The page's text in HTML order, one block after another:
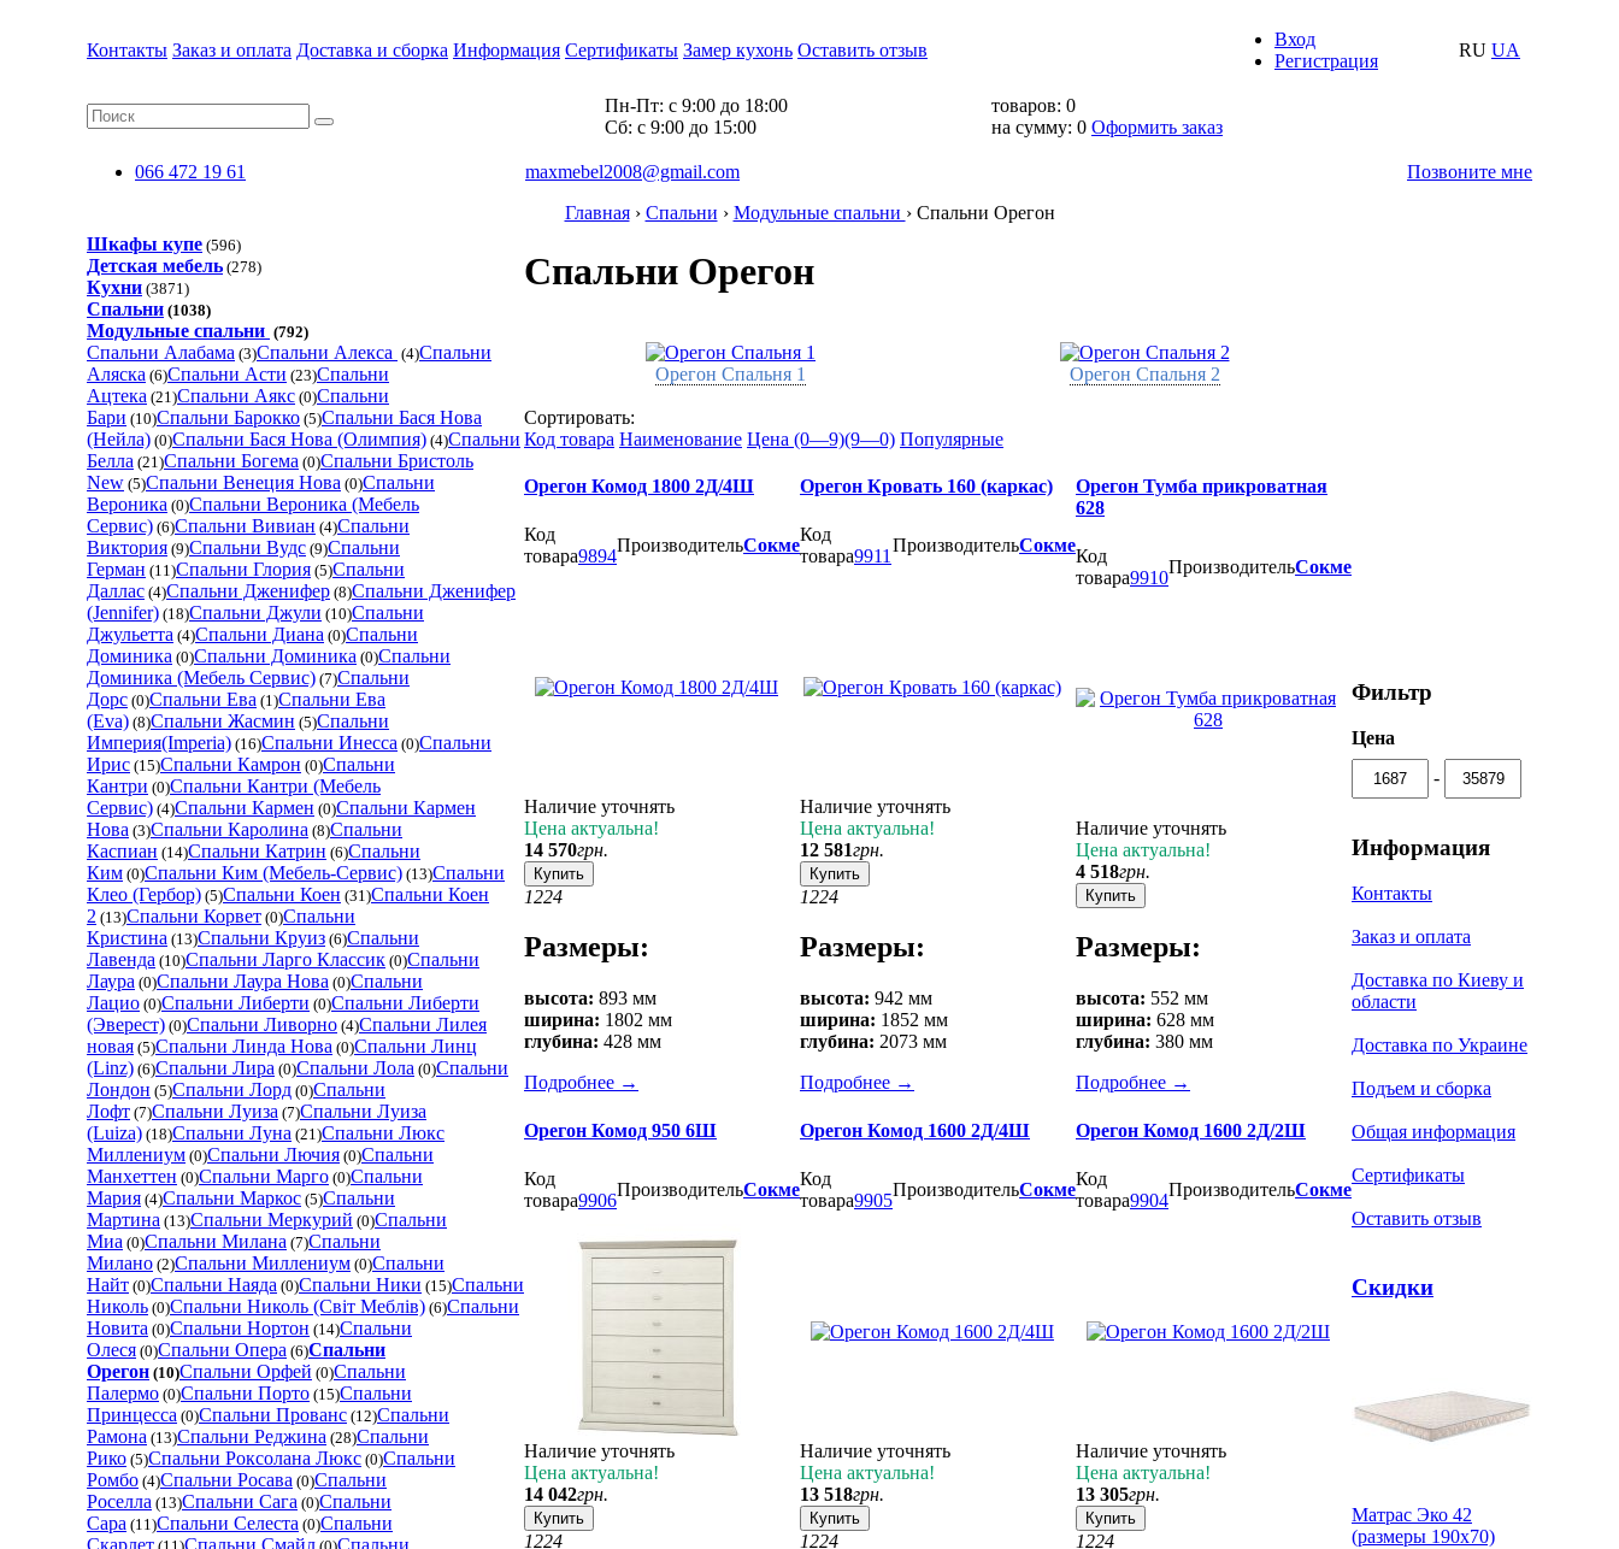
Контакты Заказ и оплата Доставка и сборка Информация Сертификаты Замер кухонь Оставить отзыв
Вход
Регистрация
RU UA
Пн-Пт: с 9:00 до 18:00
Cб: с 9:00 до 15:00
товаров: 0
на сумму: 0 Оформить заказ
066 472 19 61 maxmebel2008@gmail.com
Позвоните мне
Главная› Спальни › Модульные спальни › Спальни Орегон
Шкафы купе (596)
Детская мебель (278)
Кухни (3871)
Спальни (1038)
Модульные спальни (792)
Спальни Алабама (3)Спальни Алекса (4)Спальни
Аляска (6)Спальни Асти (23)Спальни
Ацтека (21)Спальни Аякс (0)Спальни
Бари (10)Спальни Барокко (5)Спальни Бася Нова
(Нейла) (0)Спальни Бася Нова (Олимпия) (4)Спальни
Белла (21)Спальни Богема (0)Спальни Бристоль
New (5)Спальни Венеция Нова (0)Спальни
Вероника (0)Спальни Вероника (Мебель
Сервис) (6)Спальни Вивиан (4)Спальни
Виктория (9)Спальни Вудс (9)Спальни
Герман (11)Спальни Глория (5)Спальни
Даллас (4)Спальни Дженифер (8)Спальни Дженифер
(Jennifer) (18)Спальни Джули (10)Спальни
Джульетта (4)Спальни Диана (0)Спальни
Доминика (0)Спальни Доминика (0)Спальни
Доминика (Мебель Сервис) (7)Спальни
Дорс (0)Спальни Ева (1)Спальни Ева
(Eva) (8)Спальни Жасмин (5)Спальни
Империя(Imperia) (16)Спальни Инесса (0)Спальни
Ирис (15)Спальни Камрон (0)Спальни
Кантри (0)Спальни Кантри (Мебель
Сервис) (4)Спальни Кармен (0)Спальни Кармен
Нова (3)Спальни Каролина (8)Спальни
Каспиан (14)Спальни Катрин (6)Спальни
Ким (0)Спальни Ким (Мебель-Сервис) (13)Спальни
Клео (Гербор) (5)Спальни Коен (31)Спальни Коен
2 (13)Спальни Корвет (0)Спальни
Кристина (13)Спальни Круиз (6)Спальни
Лавенда (10)Спальни Ларго Классик (0)Спальни
Лаура (0)Спальни Лаура Нова (0)Спальни
Лацио (0)Спальни Либерти (0)Спальни Либерти
(Эверест) (0)Спальни Ливорно (4)Спальни Лилея
новая (5)Спальни Линда Нова (0)Спальни Линц
(Linz) (6)Спальни Лира (0)Спальни Лола (0)Спальни
Лондон (5)Спальни Лорд (0)Спальни
Лофт (7)Спальни Луиза (7)Спальни Луиза
(Luiza) (18)Спальни Луна (21)Спальни Люкс
Миллениум (0)Спальни Лючия (0)Спальни
Манхеттен (0)Спальни Марго (0)Спальни
Мария (4)Спальни Маркос (5)Спальни
Мартина (13)Спальни Меркурий (0)Спальни
Миа (0)Спальни Милана (7)Спальни
Милано (2)Спальни Миллениум (0)Спальни
Найт (0)Спальни Наяда (0)Спальни Ники (15)Спальни
Николь (0)Спальни Николь (Світ Меблів) (6)Спальни
Новита (0)Спальни Нортон (14)Спальни
Олеся (0)Спальни Опера (6)Спальни
Орегон (10)Спальни Орфей (0)Спальни
Палермо (0)Спальни Порто (15)Спальни
Принцесса (0)Спальни Прованс (12)Спальни
Рамона (13)Спальни Реджина (28)Спальни
Рико (5)Спальни Роксолана Люкс (0)Спальни
Ромбо (4)Спальни Росава (0)Спальни
Роселла (13)Спальни Сага (0)Спальни
Сара (11)Спальни Селеста (0)Спальни
Скарлет
Спальни Смайл
Спальни
Спальни Орегон
Орегон Спальня 1 Орегон Спальня 2
Сортировать:
Код товара Наименование Цена (0—9)(9—0) Популярные
Орегон Комод 1800 2Д/4Ш
Код
товара9894
ПроизводительСокме
Наличие уточнять
Цена актуальна!
14 570грн.
Купить
1224
Размеры:
высота: 893 мм
ширина: 1802 мм
глубина: 428 мм
Подробнее →
Орегон Кровать 160 (каркас)
Код
товара9911
ПроизводительСокме
Наличие уточнять
Цена актуальна!
12 581грн.
Купить
1224
Размеры:
высота: 942 мм
ширина: 1852 мм
глубина: 2073 мм
Подробнее →
Орегон Тумба прикроватная
628
Код
товара9910
ПроизводительСокме
Наличие уточнять
Цена актуальна!
4 518грн.
Купить
Размеры:
высота: 552 мм
ширина: 628 мм
глубина: 380 мм
Подробнее →
Орегон Комод 950 6Ш
Код
товара9906
ПроизводительСокме
Наличие уточнять
Цена актуальна!
14 042грн.
Купить
1224
Орегон Комод 1600 2Д/4Ш
Код
товара9905
ПроизводительСокме
Наличие уточнять
Цена актуальна!
13 518грн.
Купить
1224
Орегон Комод 1600 2Д/2Ш
Код
товара9904
ПроизводительСокме
Наличие уточнять
Цена актуальна!
13 305грн.
Купить
1224
Фильтр
Цена
-
Информация
Контакты
Заказ и оплата
Доставка по Киеву и
области
Доставка по Украине
Подъем и сборка
Общая информация
Сертификаты
Оставить отзыв
Скидки
Матрас Эко 42
(размеры 190х70)